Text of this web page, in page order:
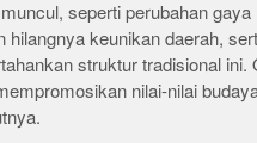
seperti perubahan gaya
hilangnya keunikan daerah,
struktur tradisional ini.
nilai-nilai